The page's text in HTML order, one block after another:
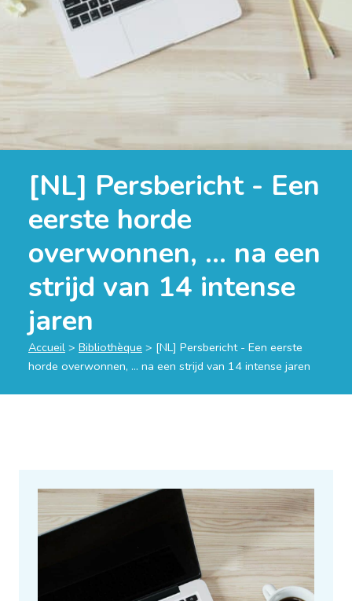
[NL] Persbericht - Een
eerste horde
overwonnen, … na een
strijd van 14 intense
jaren
Accueil > Bibliothèque > [NL] Persbericht - Een eerste
horde overwonnen, … na een strijd van 14 intense jaren